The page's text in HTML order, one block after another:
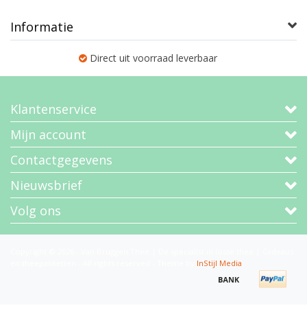
Informatie
Direct uit voorraad leverbaar
Klantenservice
Mijn account
Contactgegevens
Nieuwsbrief
Volg ons
InStijl Media